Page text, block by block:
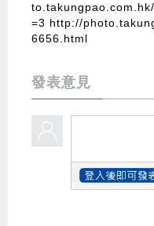
=3 http://
6656.html
發表意見